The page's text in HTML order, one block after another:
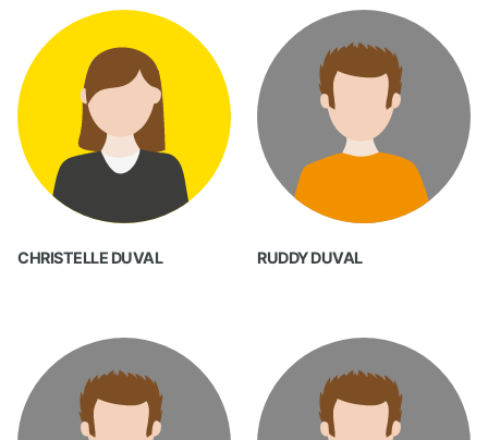
CHRISTELLE DUVAL RUDDY DUVAL